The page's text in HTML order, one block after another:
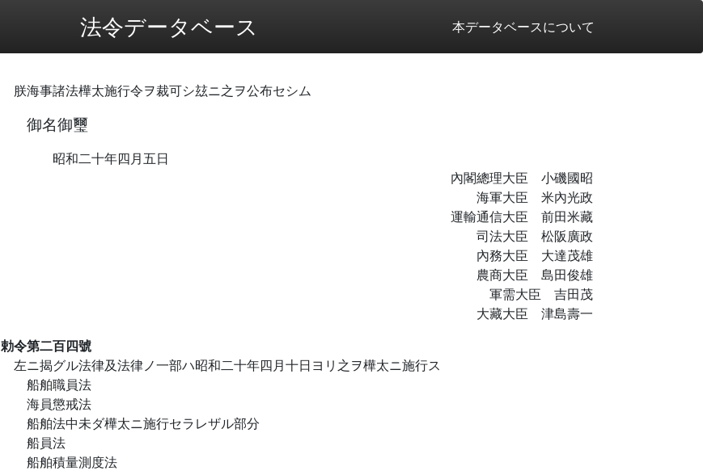
法令データベース 本データベースについて
朕海事諸法樺太施行令ヲ裁可シ玆ニ之ヲ公布セシム
御名御璽
昭和二十年四月五日
內閣總理大臣 小磯國昭
海軍大臣 米內光政
運輸通信大臣 前田米藏
司法大臣 松阪廣政
內務大臣 大達茂雄
農商大臣 島田俊雄
軍需大臣 吉田茂
大藏大臣 津島壽一
勅令第二百四號
左ニ揭グル法律及法律ノ一部ハ昭和二十年四月十日ヨリ之ヲ樺太ニ施行ス
船舶職員法
海員懲戒法
船舶法中未ダ樺太ニ施行セラレザル部分
船員法
船舶積量測度法